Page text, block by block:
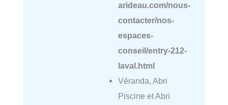
arideau.com/nous-
contacter/nos-
espaces-
conseil/entry-212-
laval.html
Véranda, Abri
Piscine et Abri